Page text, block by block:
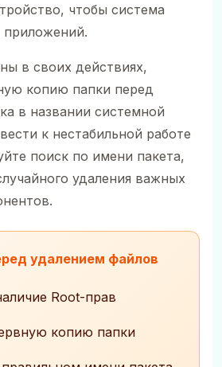
чтобы система
приложений.
в своих действиях,
копию папки перед
в названии системной
к нестабильной работе
поиск по имени пакета,
удаления важных
удалением файлов
Root-прав
копию папки